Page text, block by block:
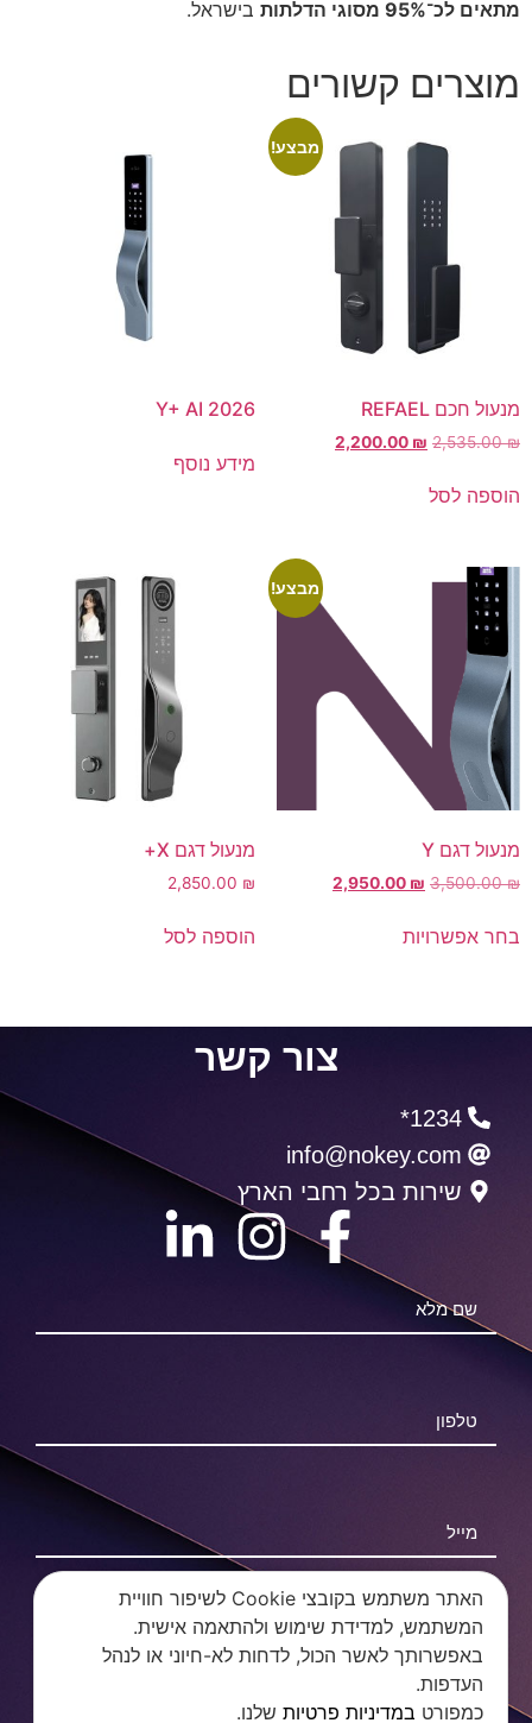
מתאים לכ־95% מסוגי הדלתות
בישראל.
מוצרים קשורים
מבצע!
מנעול חכם REFAEL
2,535.00₪
2,200.00 ₪
הוספה לסל
Y+ AI 2026
מידע נוסף
מבצע!
מנעול דגם Y
3,500.00₪
2,950.00 ₪
בחר אפשרויות
מנעול דגם X+
2,850.00 ₪
הוספה לסל
צור קשר
1234*
info@nokey.com
שירות בכל רחבי הארץ
צרו איתי קשר >
האתר משתמש בקובצי Cookie לשיפור חוויית
המשתמש, למדידת שימוש ולהתאמה אישית.
באפשרותך לאשר הכול, לדחות לא-חיוני או לנהל
העדפות.
כמפורט במדיניות פרטיות שלנו.